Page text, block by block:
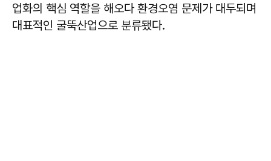
업화의 핵심 역할을 해오다 환경오염 문제가 대두되며
대표적인 굴뚝산업으로 분류됐다.